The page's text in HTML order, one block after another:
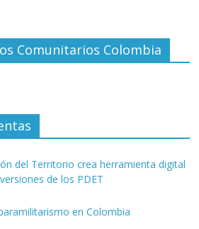
Comunitarios Colombia
del Territorio crea herramienta digital
de los PDET
en Colombia